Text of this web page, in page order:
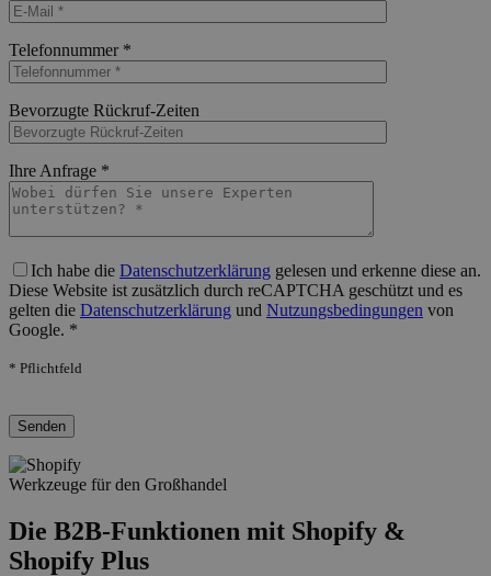
Telefonnummer *
Bevorzugte Rückruf-Zeiten
Ihre Anfrage *
Ich habe die Datenschutzerklärung gelesen und erkenne diese an.
Diese Website ist zusätzlich durch reCAPTCHA geschützt und es
gelten die Datenschutzerklärung und Nutzungsbedingungen von
Google. *
* Pflichtfeld
Werkzeuge für den Großhandel
Die B2B-Funktionen mit Shopify &
Shopify Plus